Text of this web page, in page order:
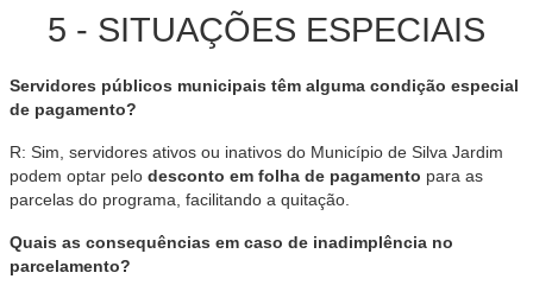
5 - SITUAÇÕES ESPECIAIS
Servidores públicos municipais têm alguma condição especial
de pagamento?
R: Sim, servidores ativos ou inativos do Município de Silva Jardim
podem optar pelo desconto em folha de pagamento para as
parcelas do programa, facilitando a quitação.
Quais as consequências em caso de inadimplência no
parcelamento?